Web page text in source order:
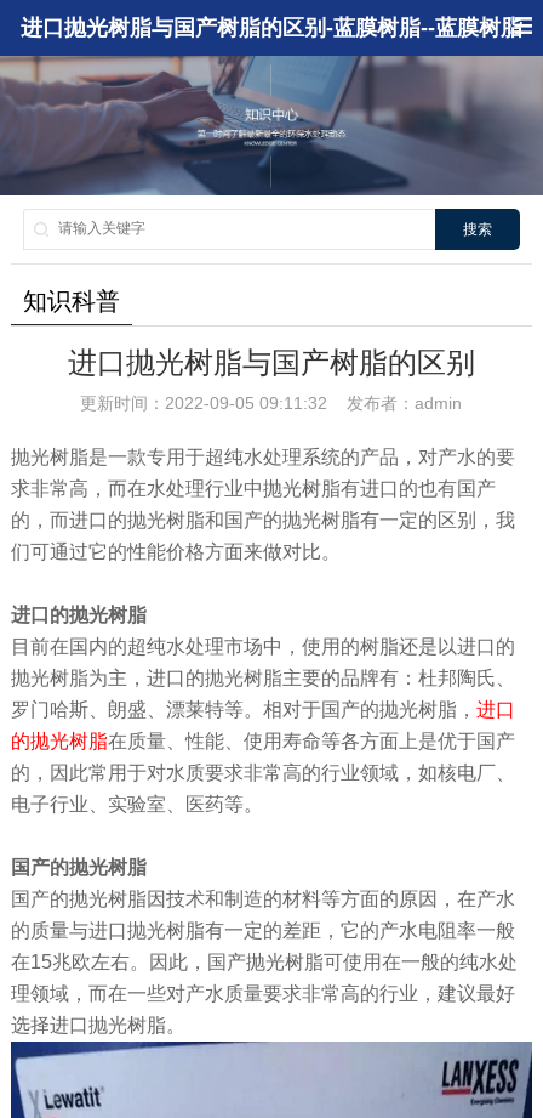
进口抛光树脂与国产树脂的区别-蓝膜树脂--蓝膜树脂
搜索
知识科普
进口抛光树脂与国产树脂的区别
更新时间：2022-09-05 09:11:32 发布者：admin
抛光树脂是一款专用于超纯水处理系统的产品，对产水的要
求非常高，而在水处理行业中抛光树脂有进口的也有国产
的，而进口的抛光树脂和国产的抛光树脂有一定的区别，我
们可通过它的性能价格方面来做对比。
进口的抛光树脂
目前在国内的超纯水处理市场中，使用的树脂还是以进口的
抛光树脂为主，进口的抛光树脂主要的品牌有：杜邦陶氏、
罗门哈斯、朗盛、漂莱特等。相对于国产的抛光树脂， 进口
的抛光树脂在质量、性能、使用寿命等各方面上是优于国产
的，因此常用于对水质要求非常高的行业领域，如核电厂、
电子行业、实验室、医药等。
国产的抛光树脂
国产的抛光树脂因技术和制造的材料等方面的原因，在产水
的质量与进口抛光树脂有一定的差距，它的产水电阻率一般
在15兆欧左右。因此，国产抛光树脂可使用在一般的纯水处
理领域，而在一些对产水质量要求非常高的行业，建议最好
选择进口抛光树脂。